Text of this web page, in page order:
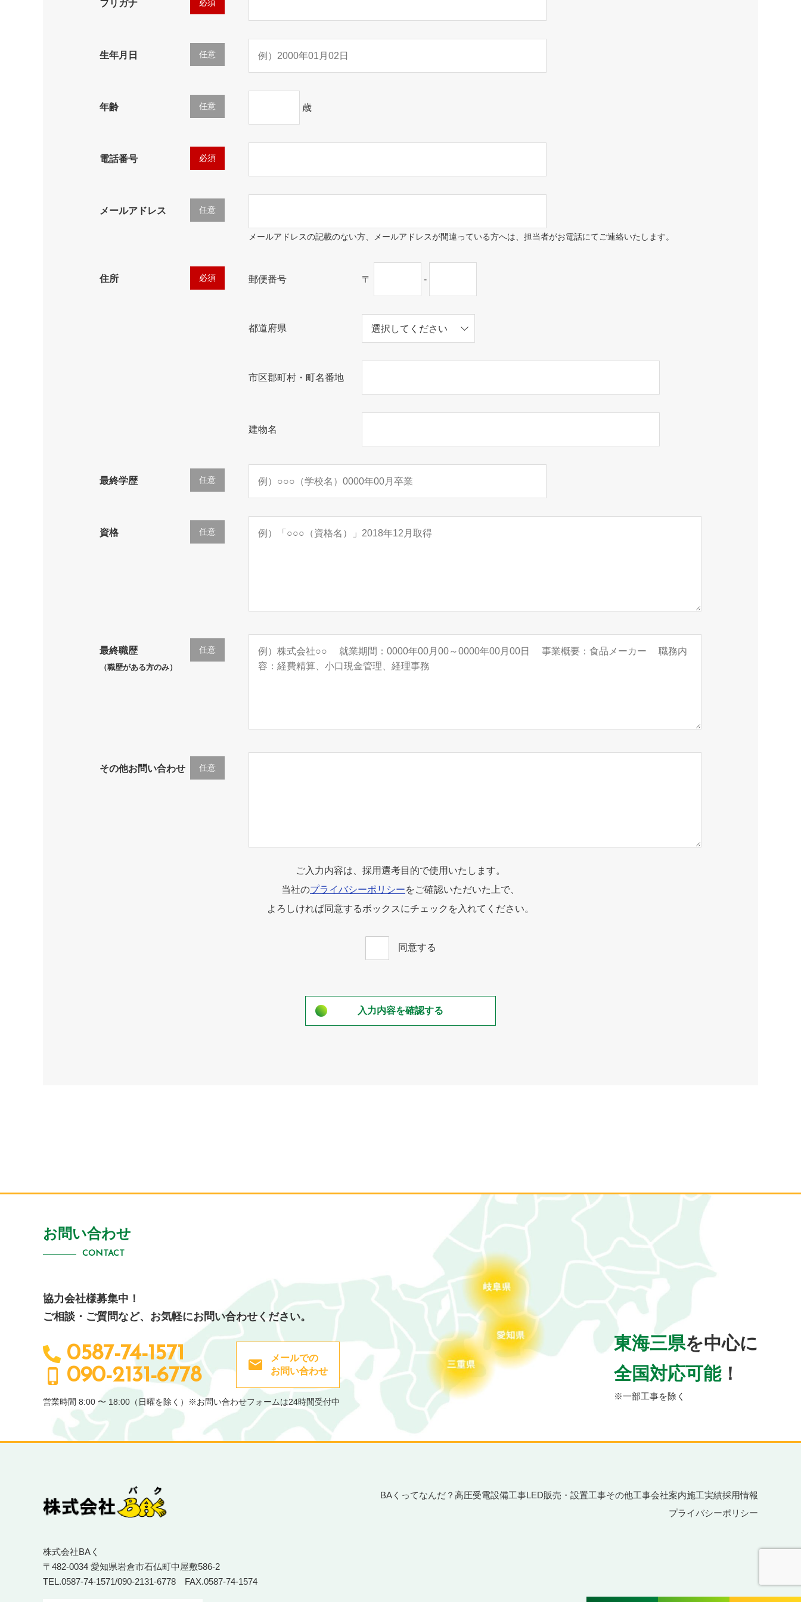
フリガナ 必須
生年月日 任意
年齢 任意 歳
電話番号 必須
メールアドレス 任意
メールアドレスの記載のない方、メールアドレスが間違っている方へは、担当者がお電話にてご連絡いたします。
住所 必須 郵便番号 〒 -
都道府県
市区郡町村・町名番地
建物名
最終学歴 任意
資格 任意
最終職歴 任意
（職歴がある方のみ）
その他お問い合わせ 任意
ご入力内容は、採用選考目的で使用いたします。
当社のプライバシーポリシーをご確認いただいた上で、
よろしければ同意するボックスにチェックを入れてください。
同意する
お問い合わせ
CONTACT
協力会社様募集中！
ご相談・ご質問など、 お気軽にお問い合わせください。
0587-74-1571
090-2131-6778
メールでの
お問い合わせ
営業時間 8:00 〜 18:00（日曜を除く） ※お問い合わせフォームは24時間受付中
東海三県を中心に
全国対応可能！
※一部工事を除く
株式会社BAく
〒482-0034 愛知県岩倉市石仏町中屋敷586-2
TEL.0587-74-1571/090-2131-6778 FAX.0587-74-1574
BAくってなんだ？ 高圧受電設備工事LED販売・設置工事その他工事会社案内施工実績採用情報
プライバシーポリシー